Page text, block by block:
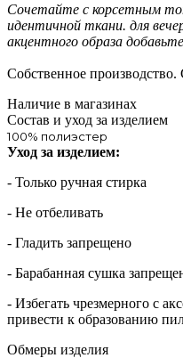
Сочетайте с корсетным
идентичной ткани. для
акцентного образа
Собственное
Наличие в магазинах
Состав и уход за изделием
100% полиэстер
Уход за изделием:
- Только ручная стирка
- Не отбеливать
- Гладить запрещено
- Барабанная сушка
- Избегать чрезмерного c
привести к образованию
Обмеры изделия